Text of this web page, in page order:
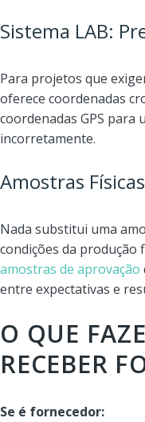
Sistema LAB:
Para projetos que
oferece coordenadas
coordenadas GPS
incorretamente.
Amostras
Nada substitui uma
condições da produção
amostras de aprovação
entre expectativas e
O QUE
RECEBER
Se é fornecedor: